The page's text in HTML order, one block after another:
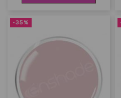
-35%